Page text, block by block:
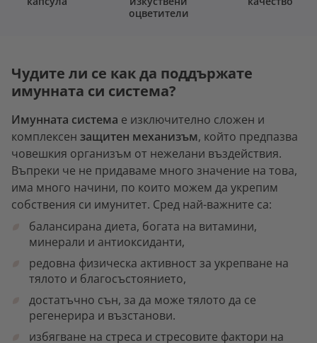
оцветители
Чудите ли се как да поддържате
имунната си система?
Имунната система е изключително сложен и
комплексен защитен механизъм, който предпазва
човешкия организъм от нежелани въздействия.
Въпреки че не придаваме много значение на това,
има много начини, по които можем да укрепим
собствения си имунитет. Сред най-важните са:
балансирана диета, богата на витамини,
минерали и антиоксиданти,
редовна физическа активност за укрепване на
тялото и благосъстоянието,
достатъчно сън, за да може тялото да се
регенерира и възстанови.
избягване на стреса и стресовите фактори на